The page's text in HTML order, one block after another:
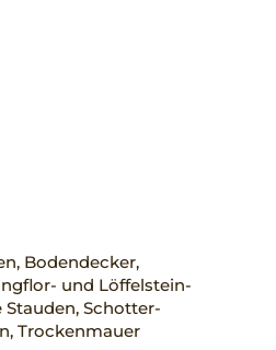
Bodendecker,
und Löffelstein-
Schotter-
Trockenmauer